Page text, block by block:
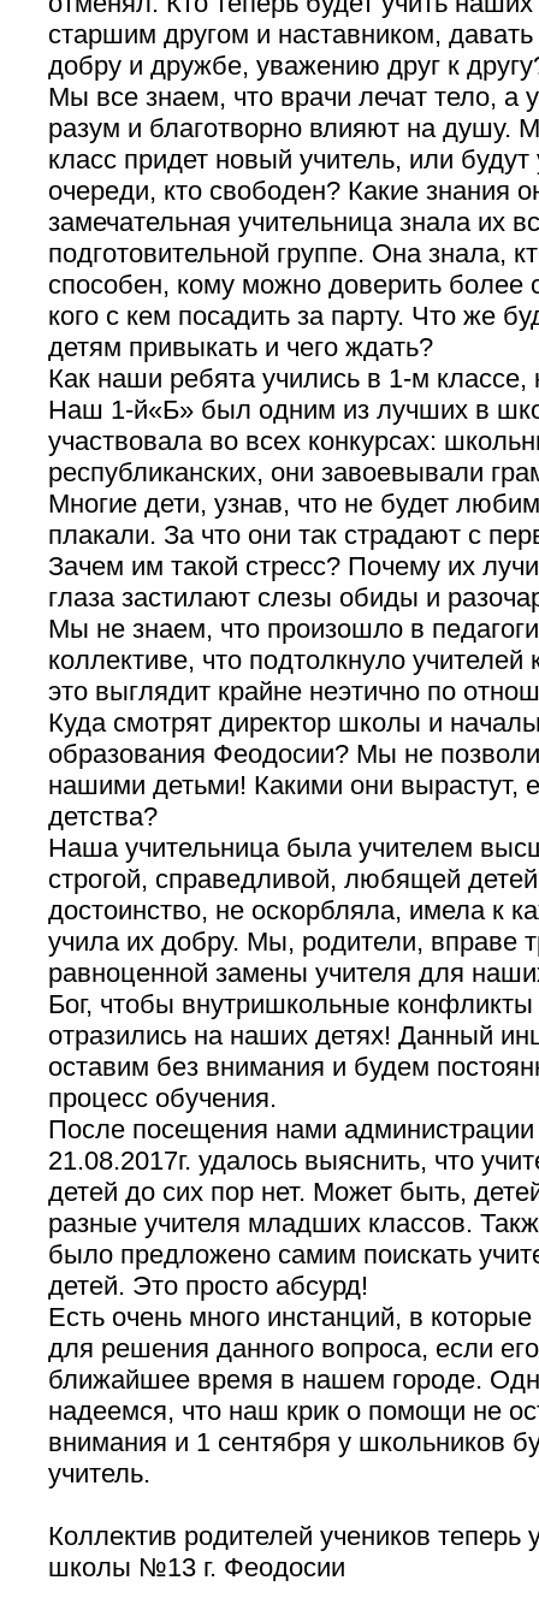
старшим другом и наставником,
добру и дружбе, уважению друг к
Мы все знаем, что врачи лечат тело, а
разум и благотворно влияют на душу.
класс придет новый учитель, или будут
очереди, кто свободен? Какие знания
замечательная учительница знала их
подготовительной группе. Она знала,
способен, кому можно доверить более
кого с кем посадить за парту. Что же
детям привыкать и чего ждать?
Как наши ребята учились в 1-м классе,
Наш 1-й«Б» был одним из лучших в
участвовала во всех конкурсах:
республиканских, они завоевывали
Многие дети, узнав, что не будет
плакали. За что они так страдают с
Зачем им такой стресс? Почему их
глаза застилают слезы обиды и
Мы не знаем, что произошло в
коллективе, что подтолкнуло учителей
это выглядит крайне неэтично по
Куда смотрят директор школы и
образования Феодосии? Мы не
нашими детьми! Какими они вырастут,
детства?
Наша учительница была учителем
строгой, справедливой, любящей
достоинство, не оскорбляла, имела к
учила их добру. Мы, родители, вправе
равноценной замены учителя для
Бог, чтобы внутришкольные конфликты
отразились на наших детях! Данный
оставим без внимания и будем
процесс обучения.
После посещения нами
21.08.2017г. удалось выяснить, что
детей до сих пор нет. Может быть,
разные учителя младших классов.
было предложено самим поискать
детей. Это просто абсурд!
Есть очень много инстанций, в
для решения данного вопроса, если
ближайшее время в нашем городе.
надеемся, что наш крик о помощи не
внимания и 1 сентября у школьников
учитель.
Коллектив родителей учеников теперь
школы №13 г. Феодосии